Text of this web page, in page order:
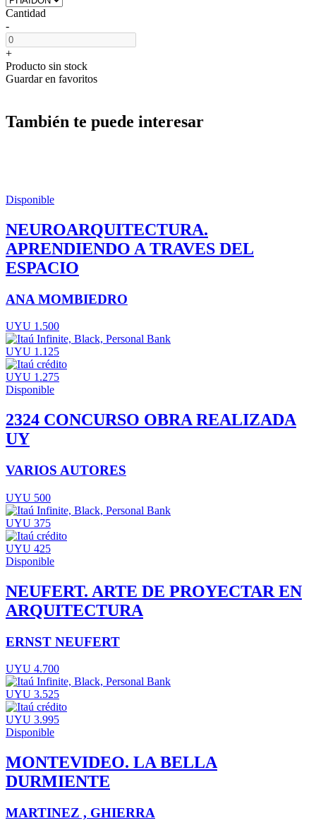
Cantidad
-
+
Producto sin stock
Guardar en favoritos
También te puede interesar
Disponible
NEUROARQUITECTURA.
APRENDIENDO A TRAVES DEL
ESPACIO
ANA MOMBIEDRO
UYU 1.500
UYU 1.125
UYU 1.275
Disponible
2324 CONCURSO OBRA REALIZADA
UY
VARIOS AUTORES
UYU 500
UYU 375
UYU 425
Disponible
NEUFERT. ARTE DE PROYECTAR EN
ARQUITECTURA
ERNST NEUFERT
UYU 4.700
UYU 3.525
UYU 3.995
Disponible
MONTEVIDEO. LA BELLA
DURMIENTE
MARTINEZ , GHIERRA